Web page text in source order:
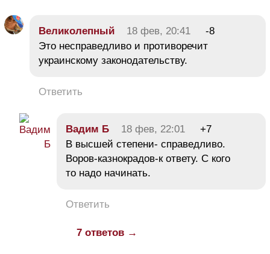
Великолепный 18 фев, 20:41
-8
Это несправедливо и противоречит
украинскому законодательству.
Ответить
Вадим Б 18 фев, 22:01
+7
В высшей степени- справедливо.
Воров-казнокрадов-к ответу. С кого
то надо начинать.
Ответить
7 ответов →